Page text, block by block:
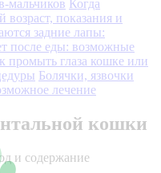
мальчиков Когда
возраст, показания и
задние лапы:
после еды: возможные
промыть глаза кошке или
Болячки, язвочки
лечение
кошки
и содержание